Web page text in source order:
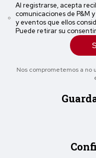
Al registrarse, acepta
comunicaciones de P&M
y eventos que ellos
Puede retirar su
Nos comprometemos a no